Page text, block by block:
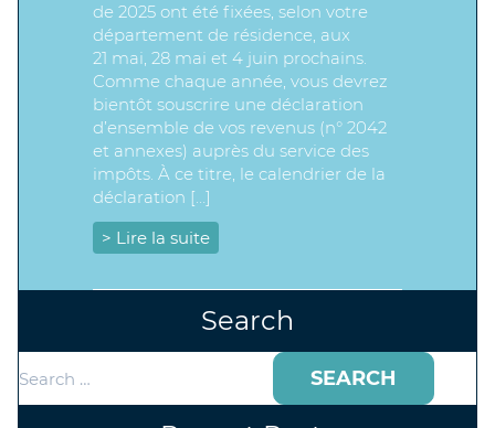
de 2025 ont été fixées, selon votre
département de résidence, aux
21 mai, 28 mai et 4 juin prochains.
Comme chaque année, vous devrez
bientôt souscrire une déclaration
d’ensemble de vos revenus (n° 2042
et annexes) auprès du service des
impôts. À ce titre, le calendrier de la
déclaration […]
> Lire la suite
Search
for: